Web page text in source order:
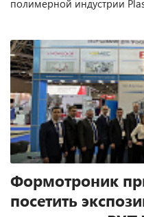
полимерной индустрии
Формотроник
посетить